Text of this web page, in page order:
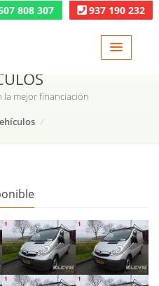
937 190 232
808 307
la mejor financiación